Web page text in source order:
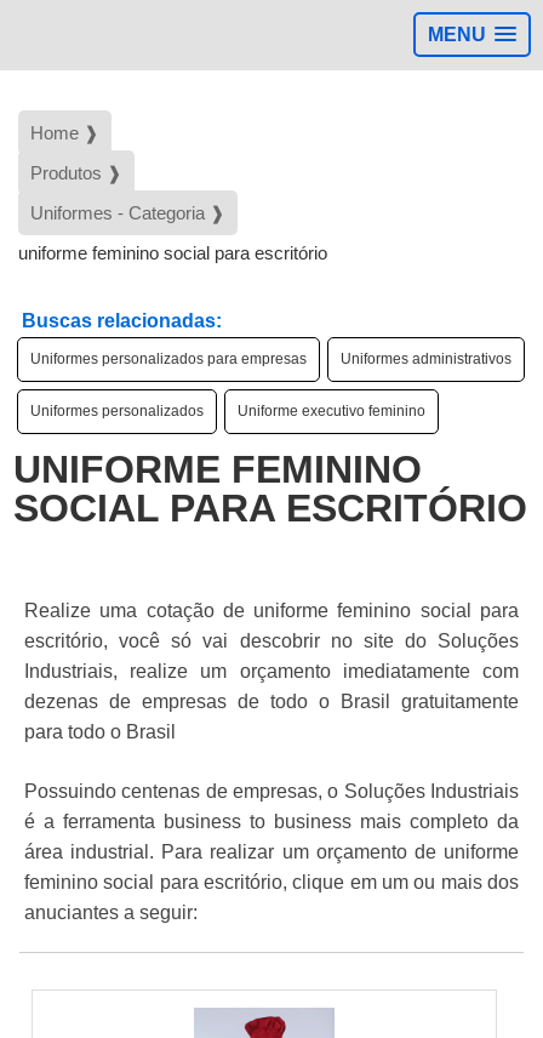
MENU
Home ❱
Produtos ❱
Uniformes - Categoria ❱
uniforme feminino social para escritório
Buscas relacionadas:
Uniformes personalizados para empresas Uniformes administrativos
Uniformes personalizados Uniforme executivo feminino
UNIFORME FEMININO
SOCIAL PARA ESCRITÓRIO
Realize uma cotação de uniforme feminino social para
escritório, você só vai descobrir no site do Soluções
Industriais, realize um orçamento imediatamente com
dezenas de empresas de todo o Brasil gratuitamente
para todo o Brasil
Possuindo centenas de empresas, o Soluções Industriais
é a ferramenta business to business mais completo da
área industrial. Para realizar um orçamento de uniforme
feminino social para escritório, clique em um ou mais dos
anuciantes a seguir: